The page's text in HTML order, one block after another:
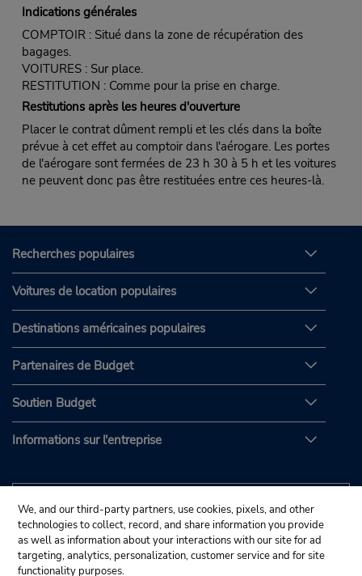
Indications générales
COMPTOIR : Situé dans la zone de récupération des
bagages.
VOITURES : Sur place.
RESTITUTION : Comme pour la prise en charge.
Restitutions après les heures d'ouverture
Placer le contrat dûment rempli et les clés dans la boîte
prévue à cet effet au comptoir dans l'aérogare. Les portes
de l'aérogare sont fermées de 23 h 30 à 5 h et les voitures
ne peuvent donc pas être restituées entre ces heures-là.
Recherches populaires
Voitures de location populaires
Destinations américaines populaires
Partenaires de Budget
Soutien Budget
Informations sur l'entreprise
We, and our third-party partners, use cookies, pixels, and other
technologies to collect, record, and share information you provide
as well as information about your interactions with our site for ad
targeting, analytics, personalization, customer service and for site
functionality purposes.